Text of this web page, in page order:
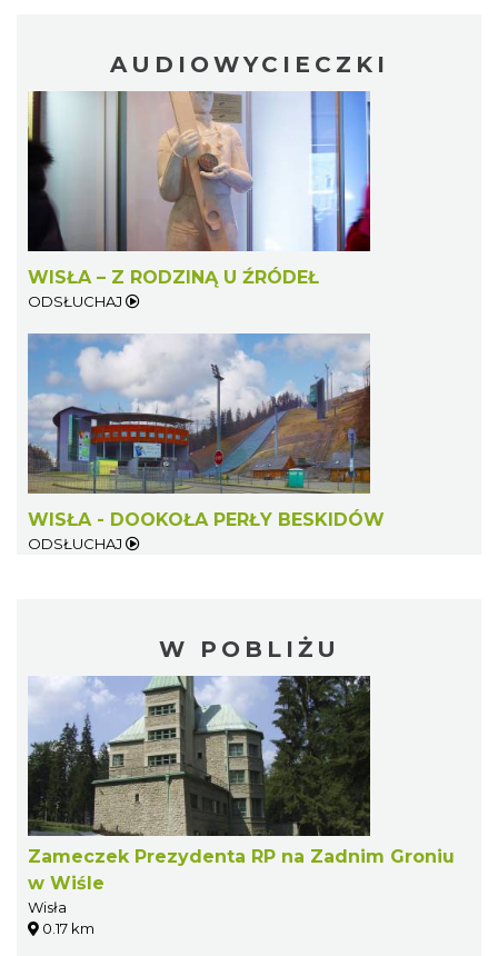
AUDIOWYCIECZKI
WISŁA – Z RODZINĄ U ŹRÓDEŁ
ODSŁUCHAJ
WISŁA - DOOKOŁA PERŁY BESKIDÓW
ODSŁUCHAJ
W POBLIŻU
Zameczek Prezydenta RP na Zadnim Groniu
w Wiśle
Wisła
0.17 km